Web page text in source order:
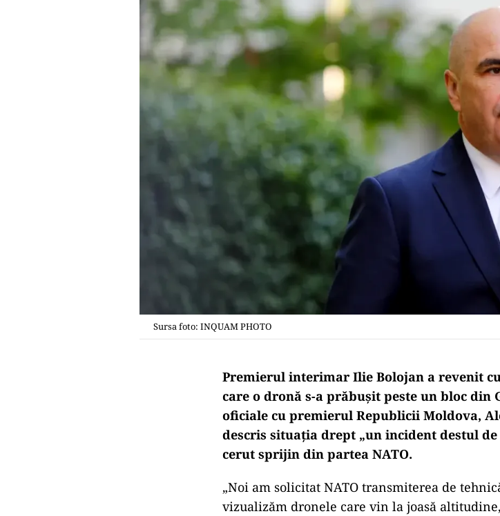
Sursa foto: INQUAM PHOTO
Premierul interimar Ilie Bolojan a revenit
care o dronă s-a prăbușit peste un bloc
oficiale cu premierul Republicii Moldova,
descris situația drept „un incident destul
cerut sprijin din partea NATO.
„Noi am solicitat NATO transmiterea de
vizualizăm dronele care vin la joasă